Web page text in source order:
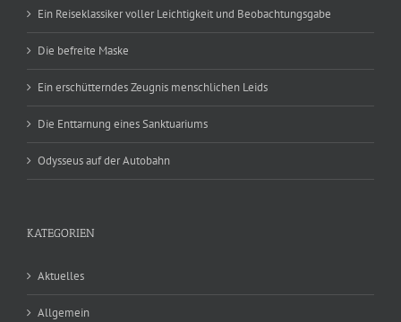
Ein Reiseklassiker voller Leichtigkeit und Beobachtungsgabe
Die befreite Maske
Ein erschütterndes Zeugnis menschlichen Leids
Die Enttarnung eines Sanktuariums
Odysseus auf der Autobahn
KATEGORIEN
Aktuelles
Allgemein